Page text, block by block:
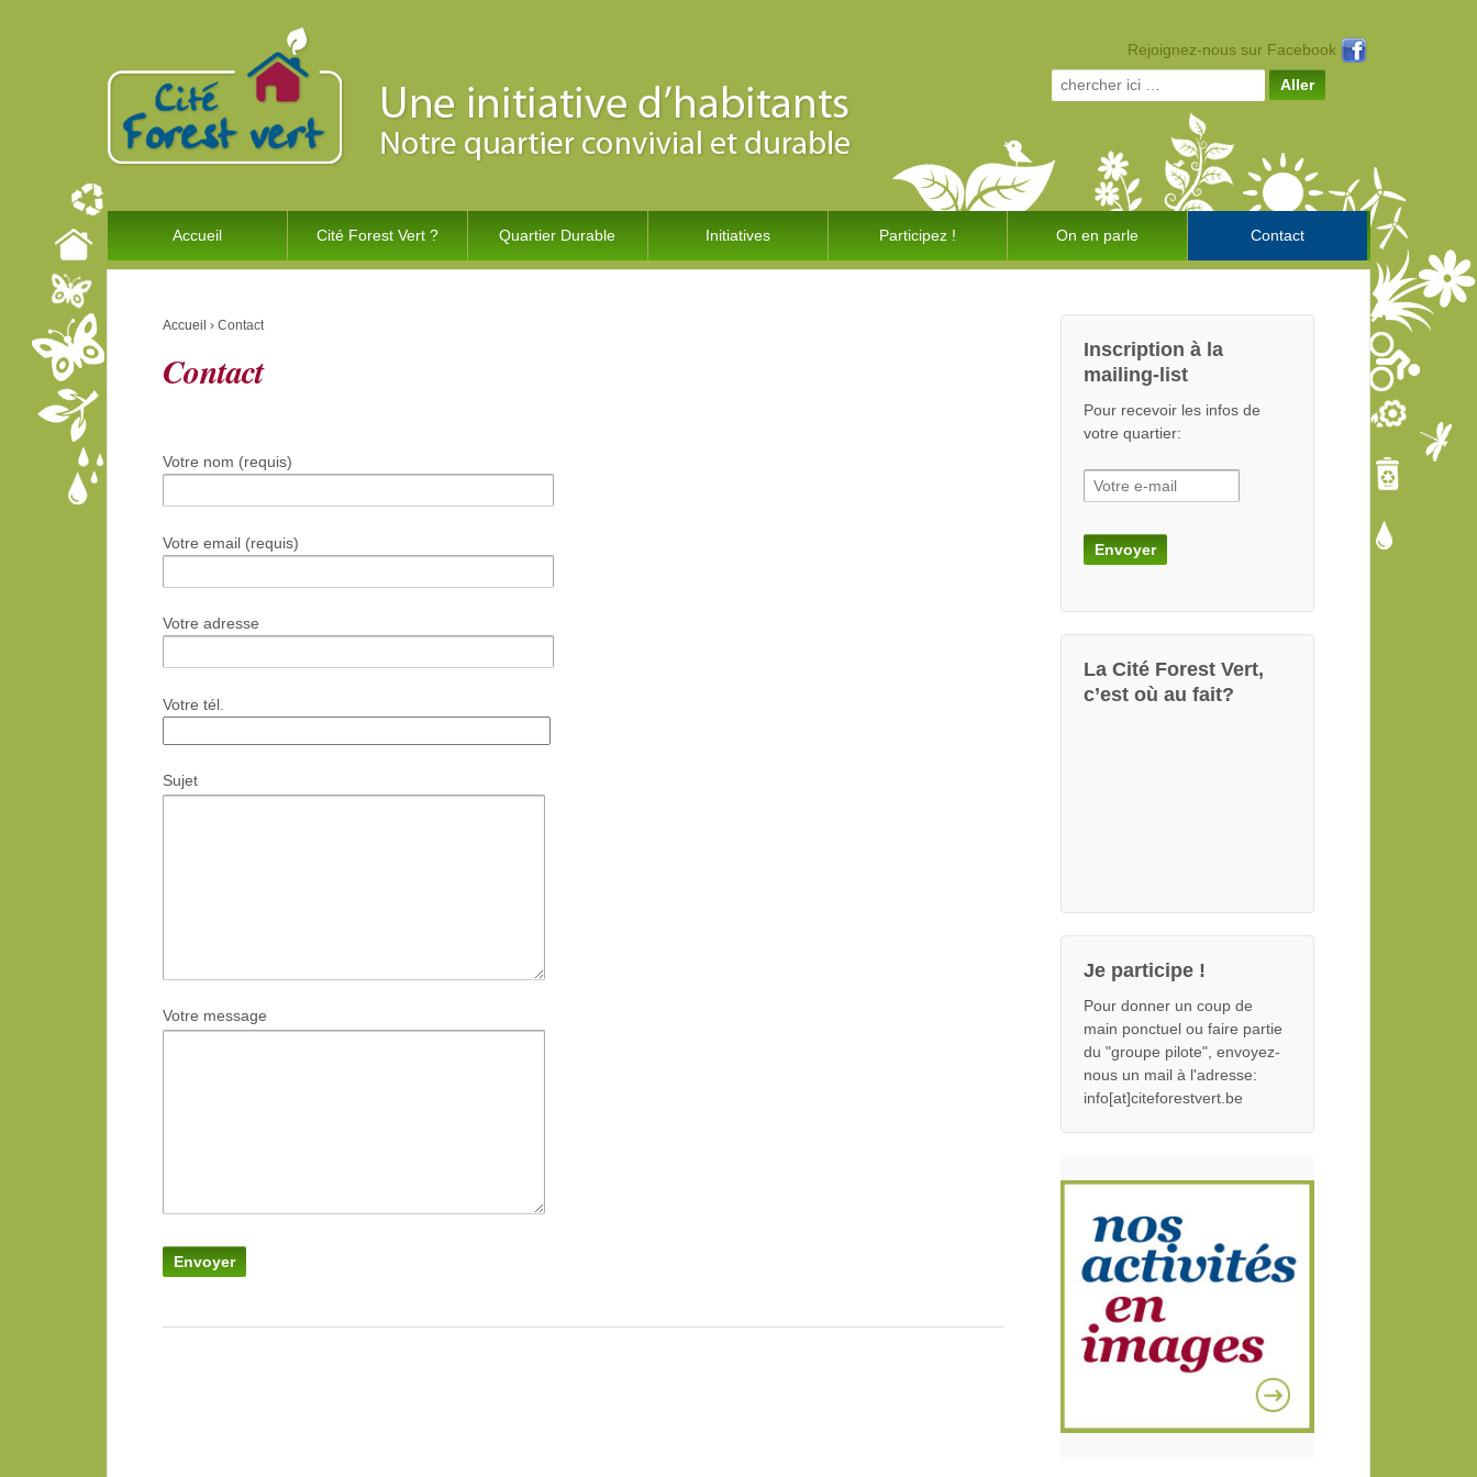
Rejoignez-nous sur Facebook
Search for:
Accueil Cité Forest Vert ? Quartier Durable Initiatives Participez ! On en parle Contact
Accueil › Contact
Contact
Votre nom (requis)
Votre email (requis)
Votre adresse
Votre tél.
Sujet
Votre message
Inscription à la
mailing-list
Pour recevoir les infos de
votre quartier:
La Cité Forest Vert,
c’est où au fait?
Je participe !
Pour donner un coup de
main ponctuel ou faire partie
du "groupe pilote", envoyez-
nous un mail à l'adresse:
info[at]citeforestvert.be